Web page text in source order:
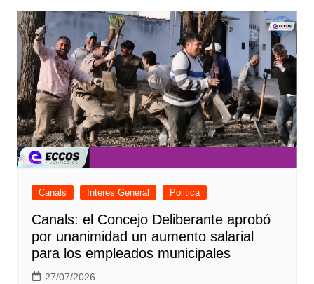
Canals Interes General Politica
Canals: el Concejo Deliberante aprobó
por unanimidad un aumento salarial
para los empleados municipales
27/07/2026